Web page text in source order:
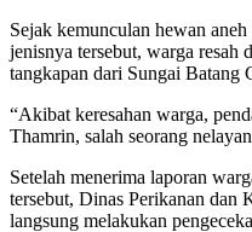
Sejak kemunculan hewan
jenisnya tersebut, warga resah
tangkapan dari Sungai Batang
“Akibat keresahan warga,
Thamrin, salah seorang
Setelah menerima laporan
tersebut, Dinas Perikanan dan
langsung melakukan